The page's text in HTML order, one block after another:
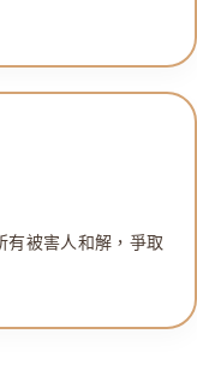
有被害人和解，爭取